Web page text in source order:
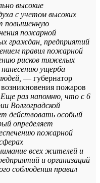
высокие
с учетом высоких
повышенную
пожарной
граждан, предприятий
правил пожарной
рисков тяжелых
ущерба
— губернатор
пожаров
раз напомню, что с 6
Волгоградской
действовать особый
определяет
пожарной
всех жителей и
и организаций
соблюдения правил